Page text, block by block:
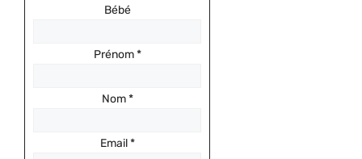
Bébé
Prénom*
Nom*
Email*